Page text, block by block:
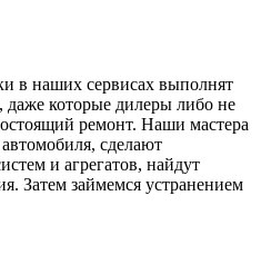
в наших сервисах выполнят
которые дилеры либо не
ремонт. Наши мастера
сделают
и агрегатов, найдут
Затем займемся устранением